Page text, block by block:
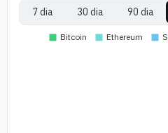
7 dia 30 dia 90 dia